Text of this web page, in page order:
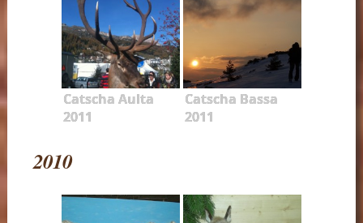
Catscha Aulta
2011
Catscha Bassa
2011
2010